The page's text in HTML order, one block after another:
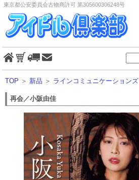
東京都公安委員会古物商許可 第305600306248号
TOP ＞ 新品 ＞ ラインコミュニケーションズ
再会／小阪由佳